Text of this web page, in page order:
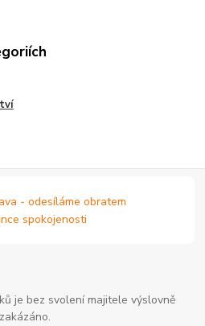
je bez svolení majitele výslovně
zakázáno.